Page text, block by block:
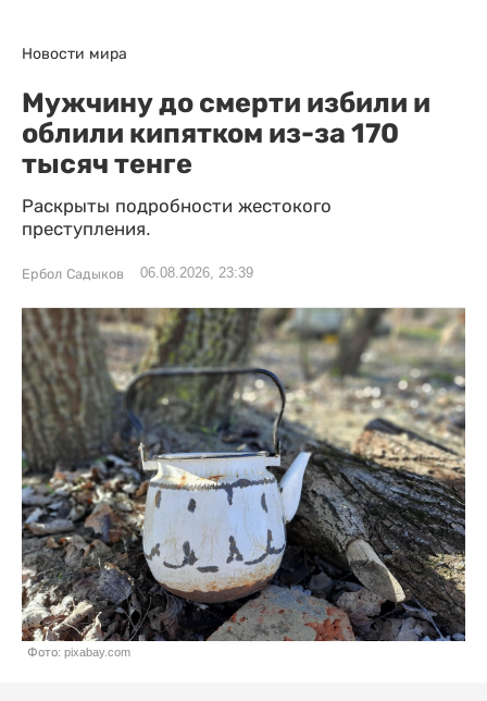
Новости мира
Мужчину до смерти избили и
облили кипятком из-за 170
тысяч тенге
Раскрыты подробности жестокого
преступления.
Ербол Садыков 06.08.2026, 23:39
Фото: pixabay.com